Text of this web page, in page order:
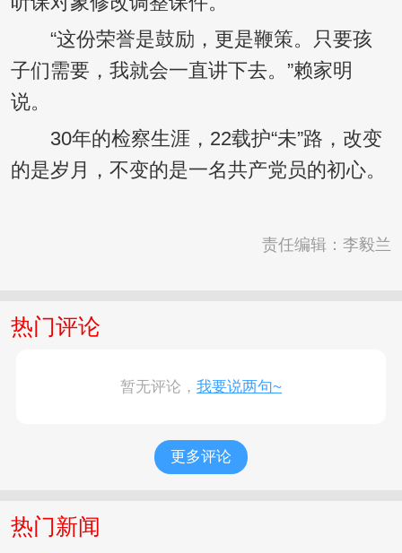
“这份荣誉是鼓励，更是鞭策。只要孩
子们需要，我就会一直讲下去。”赖家明
说。
30年的检察生涯，22载护“未”路，改变
的是岁月，不变的是一名共产党员的初心。
责任编辑：李毅兰
热门评论
暂无评论， 我要说两句~
更多评论
热门新闻